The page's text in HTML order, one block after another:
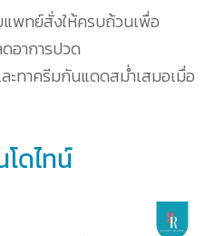
พทย์สั่งให้ครบถ้วนเพื่อ
อาการปวด
ทาครีมกันแดดสม่ำเสมอเมื่อ
ดไทน์